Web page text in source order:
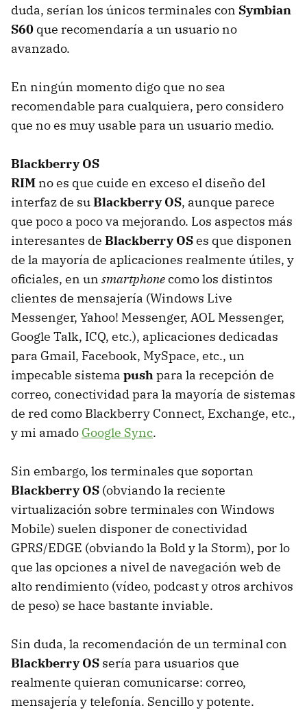
duda, serían los únicos terminales con Symbian
S60 que recomendaría a un usuario no
avanzado.
En ningún momento digo que no sea
recomendable para cualquiera, pero considero
que no es muy usable para un usuario medio.
Blackberry OS
RIM no es que cuide en exceso el diseño del
interfaz de suBlackberry OS, aunque parece
que poco a poco va mejorando. Los aspectos más
interesantes de Blackberry OSes que disponen
de la mayoría de aplicaciones realmente útiles, y
oficiales, en un smartphonecomo los distintos
clientes de mensajería (Windows Live
Messenger, Yahoo! Messenger, AOL Messenger,
Google Talk, ICQ, etc.), aplicaciones dedicadas
para Gmail, Facebook, MySpace, etc., un
impecable sistema pushpara la recepción de
correo, conectividad para la mayoría de sistemas
de red como Blackberry Connect, Exchange, etc.,
y mi amado Google Sync.
Sin embargo, los terminales que soportan
Blackberry OS (obviando la reciente
virtualización sobre terminales con Windows
Mobile) suelen disponer de conectividad
GPRS/EDGE (obviando la Bold y la Storm), por lo
que las opciones a nivel de navegación web de
alto rendimiento (vídeo, podcast y otros archivos
de peso) se hace bastante inviable.
Sin duda, la recomendación de un terminal con
Blackberry OS sería para usuarios que
realmente quieran comunicarse: correo,
mensajería y telefonía. Sencillo y potente.